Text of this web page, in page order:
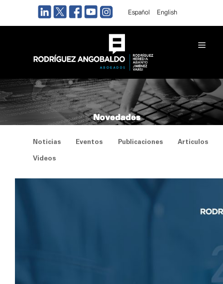
Español English
Novedades
Noticias Eventos Publicaciones Articulos
Videos